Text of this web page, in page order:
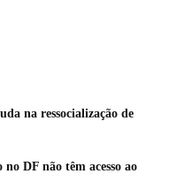
na ressocialização de
DF não têm acesso ao